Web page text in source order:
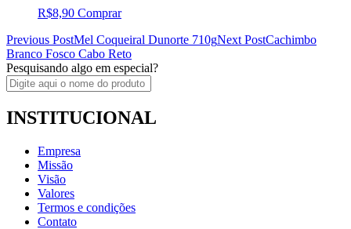
R$8,90 Comprar
Post
navigation
Previous PostMel Coqueiral Dunorte 710gNext PostCachimbo
Branco Fosco Cabo Reto
Pesquisando algo em especial?
INSTITUCIONAL
Empresa
Missão
Visão
Valores
Termos e condições
Contato